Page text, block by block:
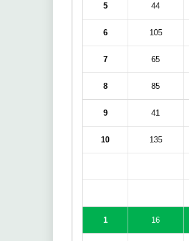
5 44
6 105
7 65
8 85
9 41
10 135
1 16